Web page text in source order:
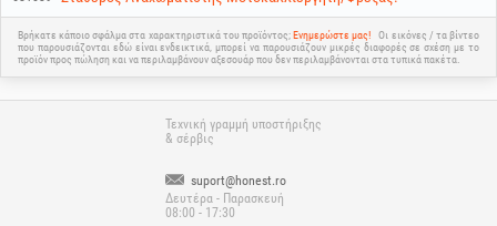
Βρήκατε κάποιο σφάλμα στα χαρακτηριστικά του προϊόντος;Ενημερώστε μας!
Οι εικόνες / τα βίντεο
που παρουσιάζονται εδώ είναι ενδεικτικά, μπορεί να παρουσιάζουν μικρές διαφορές σε σχέση με το
προϊόν προς πώληση και να περιλαμβάνουν αξεσουάρ που δεν περιλαμβάνονται στα τυπικά πακέτα.
Τεχνική γραμμή υποστήριξης
& σέρβις
suport@honest.ro
Δευτέρα - Παρασκευή
08:00 - 17:30